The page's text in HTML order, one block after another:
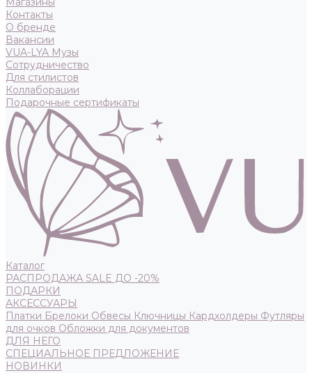
Контакты
О бренде
Вакансии
VUA-LYA Музы
Сотрудничество
Для стилистов
Коллаборации
Подарочные сертификаты
Каталог
РАСПРОДАЖА SALE ДО -20%
ПОДАРКИ
АКСЕССУАРЫ
Платки Брелоки Обвесы Ключницы Кардхолдеры Футляры
для очков Обложки для документов
ДЛЯ НЕГО
СПЕЦИАЛЬНОЕ ПРЕДЛОЖЕНИЕ
НОВИНКИ